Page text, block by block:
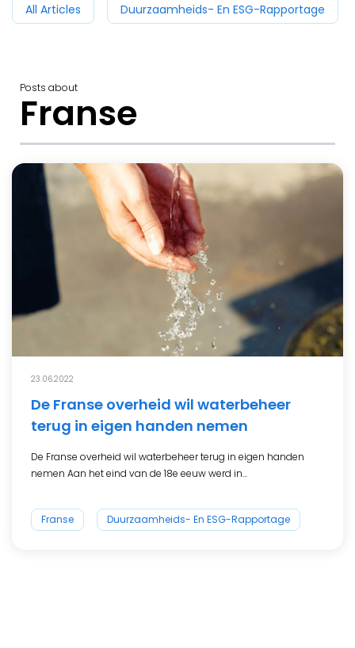
All Articles Duurzaamheids- En ESG-Rapportage
Posts about
Franse
23.06.2022
De Franse overheid wil waterbeheer
terug in eigen handen nemen
De Franse overheid wil waterbeheer terug in eigen handen
nemen Aan het eind van de 18e eeuw werd in...
Franse Duurzaamheids- En ESG-Rapportage